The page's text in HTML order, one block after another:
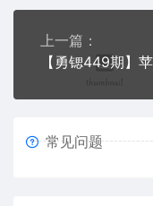
上一篇：
常见问题